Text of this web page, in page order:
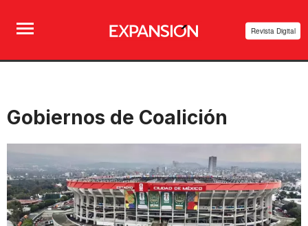
Revista Digital
Gobiernos de Coalición